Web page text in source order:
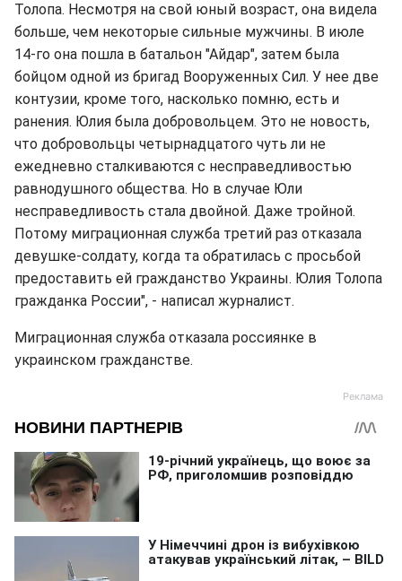
Толопа. Несмотря на свой юный возраст, она видела
больше, чем некоторые сильные мужчины. В июле
14-го она пошла в батальон "Айдар", затем была
бойцом одной из бригад Вооруженных Сил. У нее две
контузии, кроме того, насколько помню, есть и
ранения. Юлия была добровольцем. Это не новость,
что добровольцы четырнадцатого чуть ли не
ежедневно сталкиваются с несправедливостью
равнодушного общества. Но в случае Юли
несправедливость стала двойной. Даже тройной.
Потому миграционная служба третий раз отказала
девушке-солдату, когда та обратилась с просьбой
предоставить ей гражданство Украины. Юлия Толопа
гражданка России", - написал журналист.
Миграционная служба отказала россиянке в
украинском гражданстве.